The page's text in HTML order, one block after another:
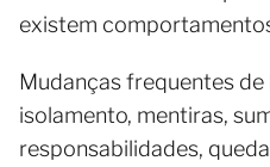
existem
Mudanças frequentes
isolamento, mentiras,
responsabilidades,